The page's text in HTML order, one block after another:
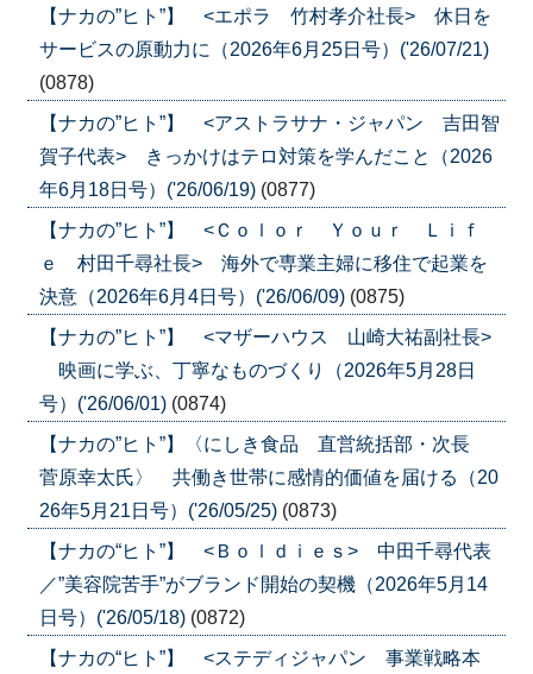
【ナカの”ヒト”】 <エポラ 竹村孝介社長> 休日を
サービスの原動力に（2026年6月25日号）('26/07/21)
(0878)
【ナカの”ヒト”】 <アストラサナ・ジャパン 吉田智
賀子代表> きっかけはテロ対策を学んだこと（2026
年6月18日号）('26/06/19) (0877)
【ナカの”ヒト”】 <Ｃｏｌｏｒ Ｙｏｕｒ Ｌｉｆ
ｅ 村田千尋社長> 海外で専業主婦に移住で起業を
決意（2026年6月4日号）('26/06/09) (0875)
【ナカの”ヒト”】 <マザーハウス 山崎大祐副社長>
映画に学ぶ、丁寧なものづくり（2026年5月28日
号）('26/06/01) (0874)
【ナカの”ヒト”】〈にしき食品 直営統括部・次長
菅原幸太氏〉 共働き世帯に感情的価値を届ける（20
26年5月21日号）('26/05/25) (0873)
【ナカの“ヒト”】 <Ｂｏｌｄｉｅｓ> 中田千尋代表
／”美容院苦手”がブランド開始の契機（2026年5月14
日号）('26/05/18) (0872)
【ナカの“ヒト”】 <ステディジャパン 事業戦略本